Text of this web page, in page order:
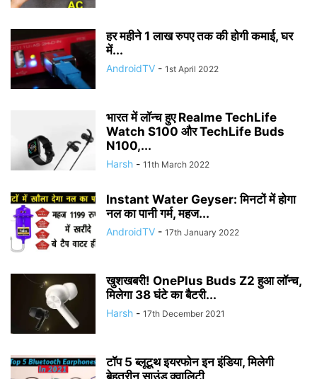
हर महीने 1 लाख रुपए तक की होगी कमाई, घर
में...
AndroidTV - 1st April 2022
भारत में लॉन्च हुए Realme TechLife
Watch S100 और TechLife Buds
N100,...
Harsh - 11th March 2022
Instant Water Geyser: मिनटों में होगा
नल का पानी गर्म, महज...
AndroidTV - 17th January 2022
खुशखबरी! OnePlus Buds Z2 हुआ लॉन्च,
मिलेगा 38 घंटे का बैटरी...
Harsh - 17th December 2021
टॉप 5 ब्लूटूथ इयरफोन इन इंडिया, मिलेगी
बेहतरीन साउंड क्वालिटी